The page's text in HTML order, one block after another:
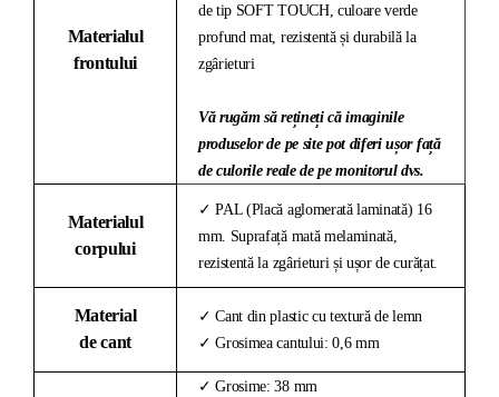
Materialul
frontului
de tip SOFT TOUCH, culoare verde
profund mat, rezistentă și durabilă la
zgârieturi
Vă rugăm să rețineți că imaginile
produselor de pe site pot diferi ușor față
de culorile reale de pe monitorul dvs.
Materialul
corpului
✓ PAL (Placă aglomerată laminată) 16
mm. Suprafață mată melaminată,
rezistentă la zgârieturi și ușor de curățat.
Material
de cant
✓ Cant din plastic cu textură de lemn
✓ Grosimea cantului: 0,6 mm
✓ Grosime: 38 mm